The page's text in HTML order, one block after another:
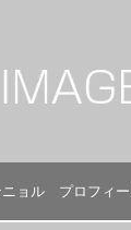
ョル プロフィ